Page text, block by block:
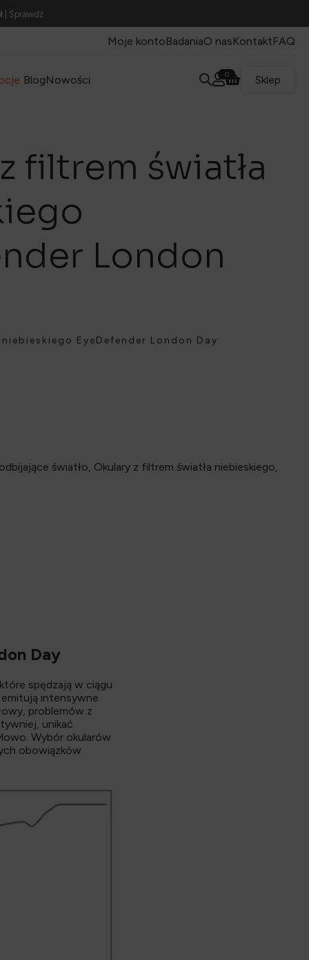
| Sprawdź
Moje kontoBadaniaO nasKontaktFAQ
BlogNowości 0 Sklep
filtrem światła
London
EyeDefender London Day
światło, Okulary z filtrem światła niebieskiego,
Day
spędzają w ciągu
intensywne
problemów z
unikać
Wybór okularów
obowiązków.